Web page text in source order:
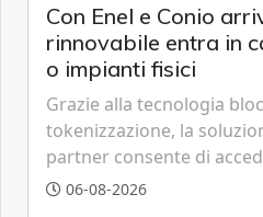
Con Enel e Conio
rinnovabile entra in
o impianti fisici
Grazie alla tecnologia
tokenizzazione, la
partner consente di
all'eolico ottenendo
06-08-2026